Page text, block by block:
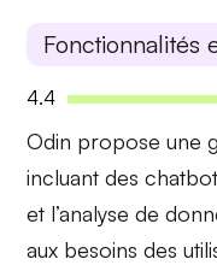
Fonctionnalités
4.4
Odin proposeune
incluant des
et l’analyse de
aux besoins des